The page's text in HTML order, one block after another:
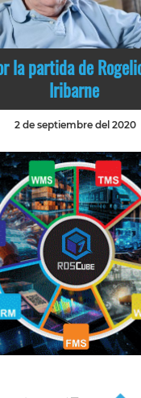
la partida de
Iribarne
2 de septiembre del 2020